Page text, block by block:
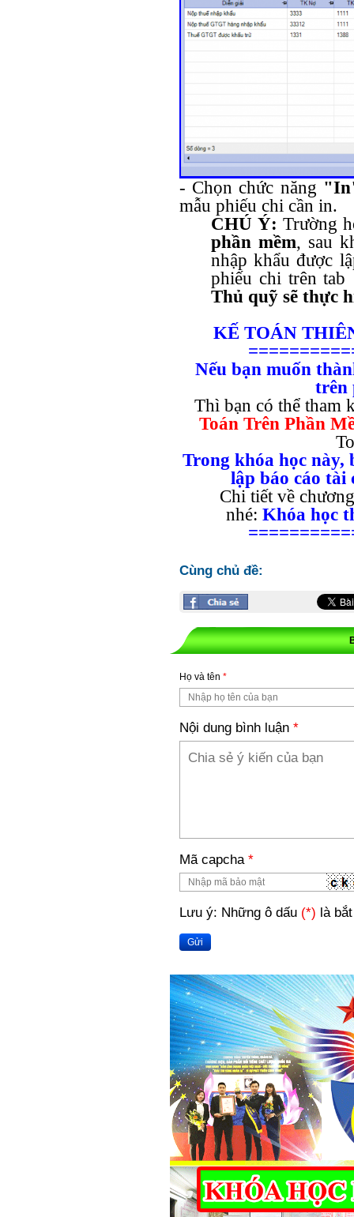
- Chọn chức năng
mẫu phiếu chi cần in.
CHÚ Ý: Trường
phần mềm, sau
nhập khẩu được
phiếu chi trên tab
Thủ quỹ sẽ thực
KẾ TOÁN
Nếu bạn muốn
trên
Thì bạn có thể tham
Toán Trên Phần
Trong khóa học này,
lập báo cáo tài
Chi tiết về
nhé: Khóa học
Cùng chủ đề:
Họ và tên *
Nội dung bình luận *
Mã capcha *
Lưu ý: Những ô dấu (*) là
Gửi